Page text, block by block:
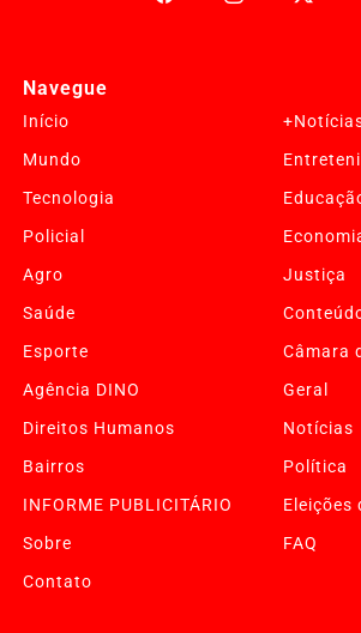
Navegue
Início
Mundo
Tecnologia
Policial
Agro
Justiça
Saúde
Esporte
Câmara
Agência DINO
Geral
Direitos Humanos
Notícias
Bairros
Política
INFORME PUBLICITÁRIO
Eleições
Sobre
FAQ
Contato
Termos de Uso e Privacidade
Esse site utiliza cookies para melhorar
de navegação. Ao continuar o acesso,
Privacidade.
PARA MAIS INFORMAÇÕES,
ACESSE